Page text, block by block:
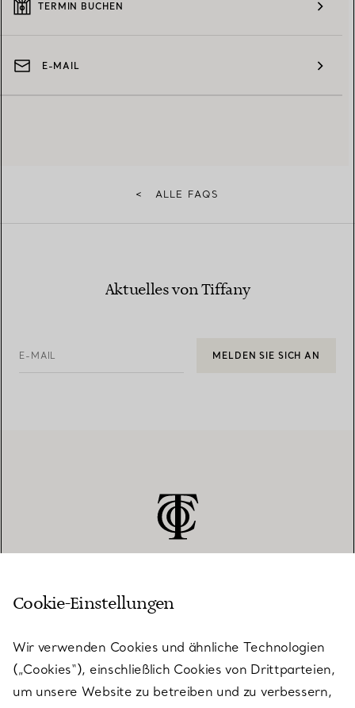
TERMIN BUCHEN
E-MAIL
< ALLE FAQS
Aktuelles von Tiffany
E-MAIL MELDEN SIE SICH AN
KUNDENSERVICE
SERVICES
Cookie-Einstellungen
Wir verwenden Cookies und ähnliche Technologien
(„Cookies“), einschließlich Cookies von Drittparteien,
um unsere Website zu betreiben und zu verbessern,